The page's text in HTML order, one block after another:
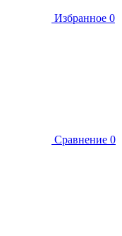
Избранное 0
Сравнение 0